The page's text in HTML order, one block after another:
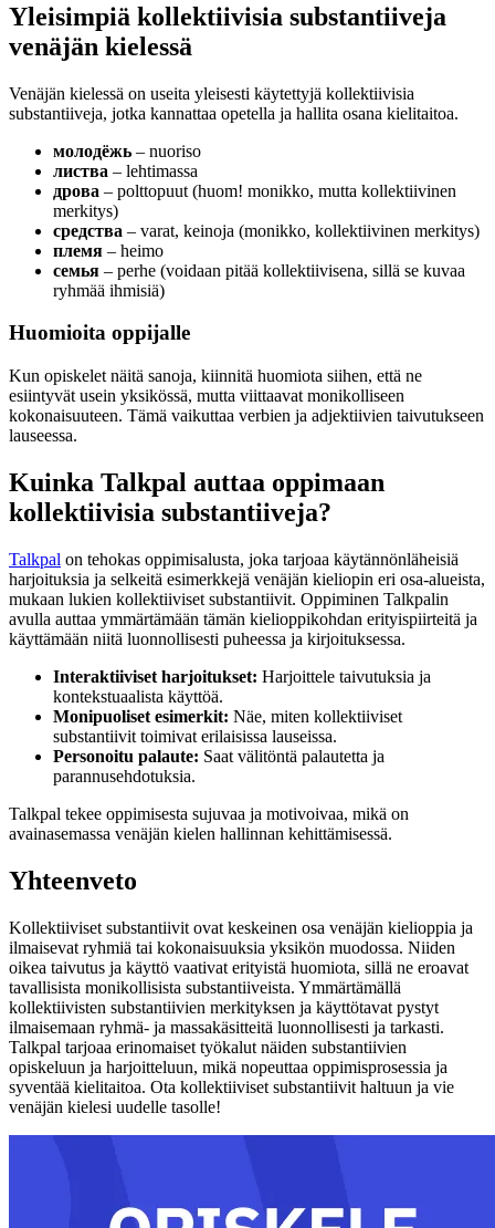
Yleisimpiä kollektiivisia substantiiveja
venäjän kielessä
Venäjän kielessä on useita yleisesti käytettyjä kollektiivisia
substantiiveja, jotka kannattaa opetella ja hallita osana kielitaitoa.
молодёжь – nuoriso
листва – lehtimassa
дрова – polttopuut (huom! monikko, mutta kollektiivinen
merkitys)
средства – varat, keinoja (monikko, kollektiivinen merkitys)
племя – heimo
семья – perhe (voidaan pitää kollektiivisena, sillä se kuvaa
ryhmää ihmisiä)
Huomioita oppijalle
Kun opiskelet näitä sanoja, kiinnitä huomiota siihen, että ne
esiintyvät usein yksikössä, mutta viittaavat monikolliseen
kokonaisuuteen. Tämä vaikuttaa verbien ja adjektiivien taivutukseen
lauseessa.
Kuinka Talkpal auttaa oppimaan
kollektiivisia substantiiveja?
Talkpal on tehokas oppimisalusta, joka tarjoaa käytännönläheisiä
harjoituksia ja selkeitä esimerkkejä venäjän kieliopin eri osa-alueista,
mukaan lukien kollektiiviset substantiivit. Oppiminen Talkpalin
avulla auttaa ymmärtämään tämän kielioppikohdan erityispiirteitä ja
käyttämään niitä luonnollisesti puheessa ja kirjoituksessa.
Interaktiiviset harjoitukset: Harjoittele taivutuksia ja
kontekstuaalista käyttöä.
Monipuoliset esimerkit: Näe, miten kollektiiviset
substantiivit toimivat erilaisissa lauseissa.
Personoitu palaute: Saat välitöntä palautetta ja
parannusehdotuksia.
Talkpal tekee oppimisesta sujuvaa ja motivoivaa, mikä on
avainasemassa venäjän kielen hallinnan kehittämisessä.
Yhteenveto
Kollektiiviset substantiivit ovat keskeinen osa venäjän kielioppia ja
ilmaisevat ryhmiä tai kokonaisuuksia yksikön muodossa. Niiden
oikea taivutus ja käyttö vaativat erityistä huomiota, sillä ne eroavat
tavallisista monikollisista substantiiveista. Ymmärtämällä
kollektiivisten substantiivien merkityksen ja käyttötavat pystyt
ilmaisemaan ryhmä- ja massakäsitteitä luonnollisesti ja tarkasti.
Talkpal tarjoaa erinomaiset työkalut näiden substantiivien
opiskeluun ja harjoitteluun, mikä nopeuttaa oppimisprosessia ja
syventää kielitaitoa. Ota kollektiiviset substantiivit haltuun ja vie
venäjän kielesi uudelle tasolle!